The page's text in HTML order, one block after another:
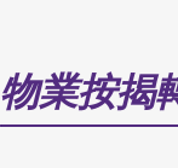
物業按揭